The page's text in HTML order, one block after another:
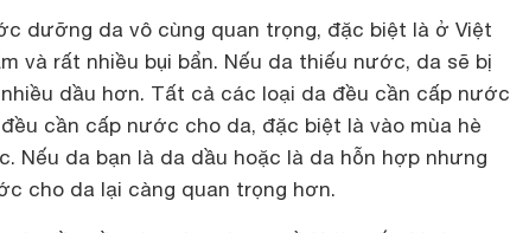
dưỡng da vô cùng quan trọng, đặc biệt là ở Việt
và rất nhiều bụi bẩn. Nếu da thiếu nước, da sẽ bị
dầu hơn. Tất cả các loại da đều cần cấp nước
cần cấp nước cho da, đặc biệt là vào mùa hè
Nếu da bạn là da dầu hoặc là da hỗn hợp nhưng
cho da lại càng quan trọng hơn.